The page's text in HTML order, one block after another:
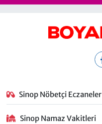
Sinop Nöbetçi Eczaneler
Sinop Namaz Vakitleri